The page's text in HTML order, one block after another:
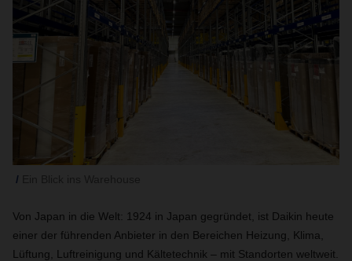
Von Japan in die Welt: 1924 in Japan gegründet, ist Daikin heute
einer der führenden Anbieter in den Bereichen Heizung, Klima,
Lüftung, Luftreinigung und Kältetechnik – mit Standorten weltweit.